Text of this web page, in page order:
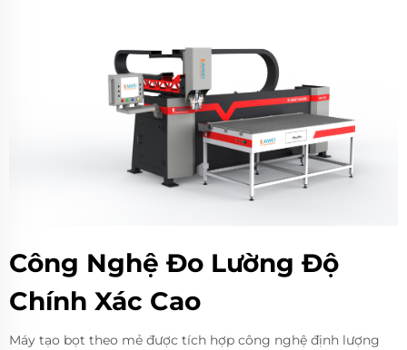
Công Nghệ Đo Lường Độ
Chính Xác Cao
Máy tạo bọt theo mẻ được tích hợp công nghệ định lượng